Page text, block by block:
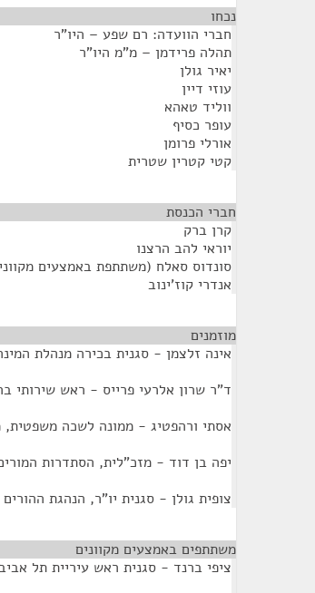
נכחו
חברי הוועדה: רם שפע – היו"ר
תהלה פרידמן – מ"מ היו"ר
יאיר גולן
עוזי דיין
ווליד טאהא
עופר כסיף
אורלי פרומן
קטי קטרין שטרית
חברי הכנסת
קרן ברק
יוראי להב הרצנו
סונדוס סאלח (משתתפת באמצעים
אנדרי קוז'ינוב
מוזמנים
אינה זלצמן - סגנית בכירה מנהלת
ד"ר שרון אלרעי פרייס - ראש שירותי
אסתי ורהפטיג - ממונה לשכה
יפה בן דוד - מזכ"לית, הסתדרות
צופית גולן - סגנית יו"ר, הנהגת
משתתפים באמצעים מקוונים
ציפי ברנד - סגנית ראש עיריית תל